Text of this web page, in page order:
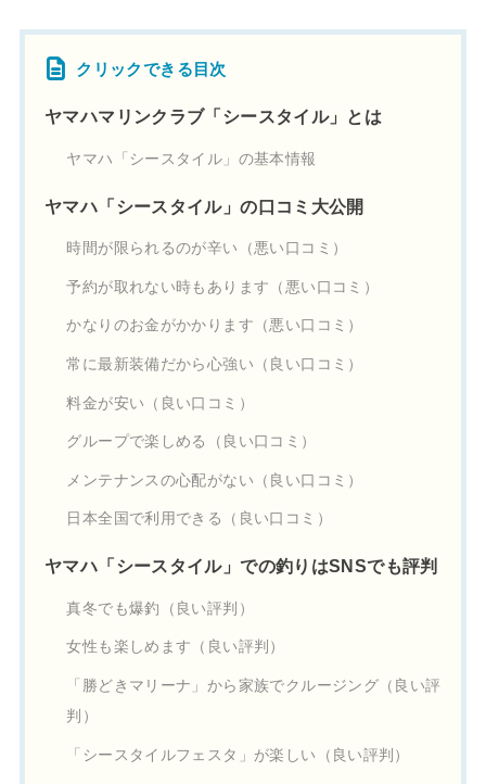
クリックできる目次
ヤマハマリンクラブ「シースタイル」とは
ヤマハ「シースタイル」の基本情報
ヤマハ「シースタイル」の口コミ大公開
時間が限られるのが辛い（悪い口コミ）
予約が取れない時もあります（悪い口コミ）
かなりのお金がかかります（悪い口コミ）
常に最新装備だから心強い（良い口コミ）
料金が安い（良い口コミ）
グループで楽しめる（良い口コミ）
メンテナンスの心配がない（良い口コミ）
日本全国で利用できる（良い口コミ）
ヤマハ「シースタイル」での釣りはSNSでも評判
真冬でも爆釣（良い評判）
女性も楽しめます（良い評判）
「勝どきマリーナ」から家族でクルージング（良い評
判）
「シースタイルフェスタ」が楽しい（良い評判）